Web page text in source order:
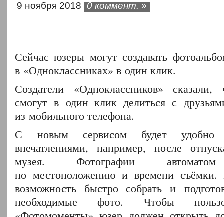
9 ноября 2018 0 коммент. »
Сейчас юзеры могут создавать
в «Одноклассниках» в один клик.
Создатели «Одноклассников»
смогут в один клик делиться с
из мобильного телефона.
С новым сервисом будет удобно
впечатлениями, например, после
музея. Фотографии автоматом
по местоположению и времени съёмки.
возможность быстро собрать и
необходимые фото. Чтобы